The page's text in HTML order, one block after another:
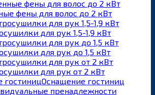
фены для волос до 2 кВт
для рук 1,5-1,9 кВт
для рук до 1,5 кВт
для рук от 2 кВт
Оснащение гостиниц